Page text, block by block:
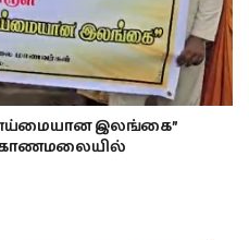
இலங்கை”